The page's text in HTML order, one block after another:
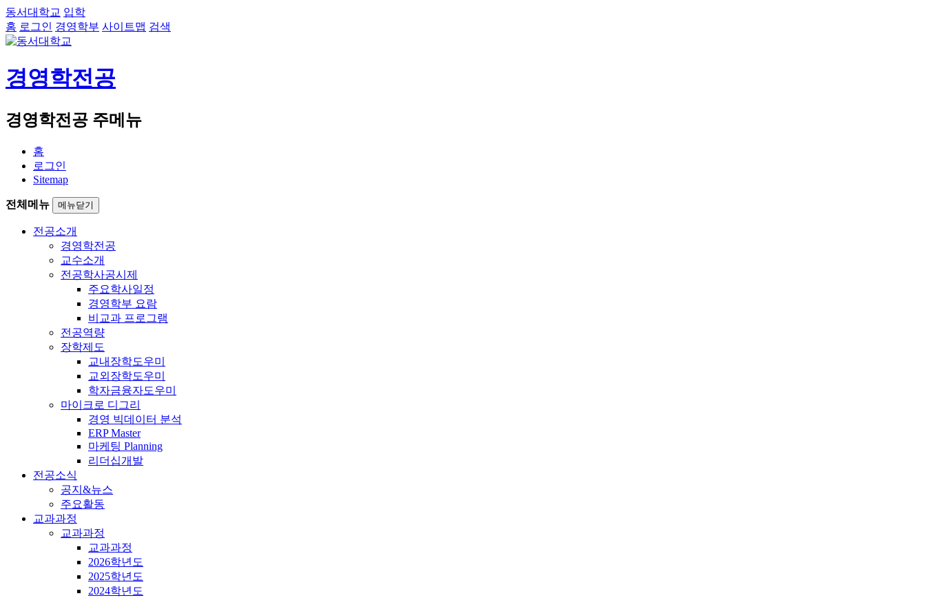
동서대학교 입학
홈 로그인 경영학부 사이트맵 검색
경영학전공
경영학전공 주메뉴
홈
로그인
Sitemap
전체메뉴 메뉴닫기
전공소개
경영학전공
교수소개
전공학사공시제
주요학사일정
경영학부 요람
비교과 프로그램
전공역량
장학제도
교내장학도우미
교외장학도우미
학자금융자도우미
마이크로 디그리
경영 빅데이터 분석
ERP Master
마케팅 Planning
리더십개발
전공소식
공지&뉴스
주요활동
교과과정
교과과정
교과과정
2026학년도
2025학년도
2024학년도